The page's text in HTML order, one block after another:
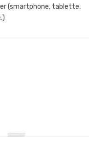
(smartphone, tablette,